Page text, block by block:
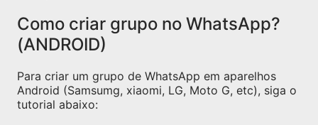
Como criar grupo no WhatsApp?
(ANDROID)
Para criar um grupo de WhatsApp em aparelhos
Android (Samsumg, xiaomi, LG, Moto G, etc), siga o
tutorial abaixo: